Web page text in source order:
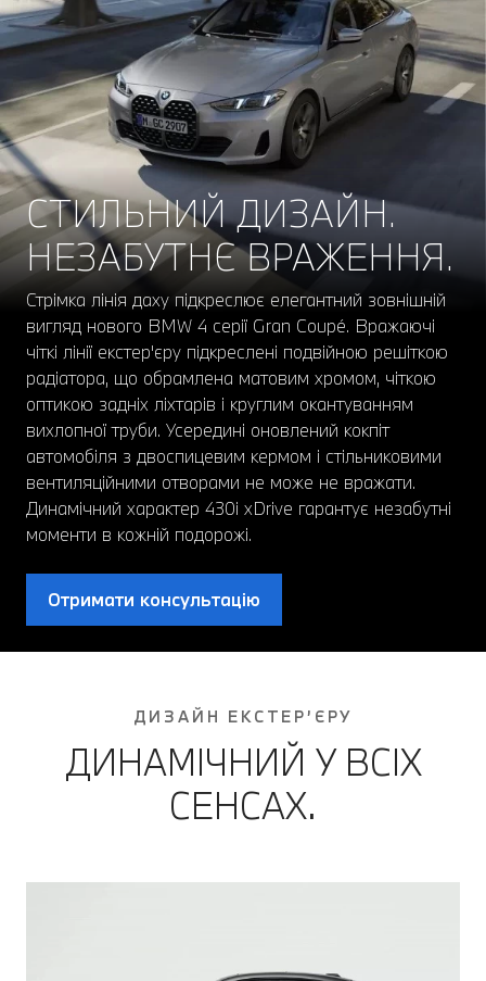
СТИЛЬНИЙ ДИЗАЙН.
НЕЗАБУТНЄ ВРАЖЕННЯ.
Стрімка лінія даху підкреслює елегантний зовнішній
вигляд нового BMW 4 серії Gran Coupé. Вражаючі
чіткі лінії екстер'єру підкреслені подвійною решіткою
радіатора, що обрамлена матовим хромом, чіткою
оптикою задніх ліхтарів і круглим окантуванням
вихлопної труби. Усередині оновлений кокпіт
автомобіля з двоспицевим кермом і стільниковими
вентиляційними отворами не може не вражати.
Динамічний характер 430i xDrive гарантує незабутні
моменти в кожній подорожі.
Отримати консультацію
ДИЗАЙН ЕКСТЕР’ЄРУ
ДИНАМІЧНИЙ У ВСІХ
СЕНСАХ.